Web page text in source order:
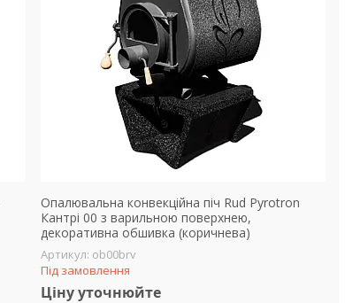
Опалювальна конвекційна піч Rud Pyrotron
Кантрі 00 з варильною поверхнею,
декоративна обшивка (коричнева)
ob00brv
Під замовлення
Ціну уточнюйте